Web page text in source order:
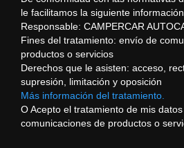
le facilitamos la siguiente
Responsable: CAMPERCAR
Fines del tratamiento: envío de
productos o servicios
Derechos que le asisten: acceso,
supresión, limitación y oposición
Más información del tratamiento.
O Acepto el tratamiento de mis
comunicaciones de productos o